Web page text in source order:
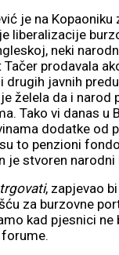
je na
liberalizacije
neki
prodavala
drugih javnih
želela da i narod
Tako vi danas u
dodatke od
to penzioni
je stvoren narodni
, zapjevao
za burzovne
kad pjesnici ne